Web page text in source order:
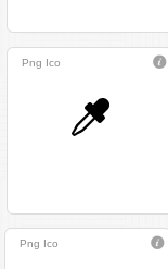
Png Ico
Png Ico